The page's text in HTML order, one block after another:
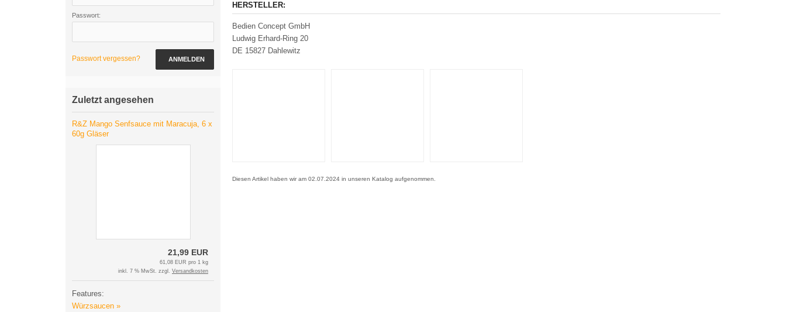
HERSTELLER:
Bedien Concept GmbH
Ludwig Erhard-Ring 20
DE 15827 Dahlewitz
Diesen Artikel haben wir am 02.07.2024 in unseren Katalog aufgenommen.
Passwort:
Passwort vergessen? ANMELDEN
Zuletzt angesehen
R&Z Mango Senfsauce mit Maracuja, 6 x
60g Gläser
21,99 EUR
61,08 EUR pro 1 kg
inkl. 7 % MwSt. zzgl. Versandkosten
Features:
Würzsaucen »